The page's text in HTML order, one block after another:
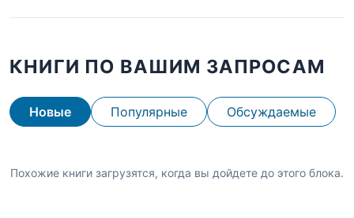
КНИГИ ПО ВАШИМ ЗАПРОСАМ
Новые Популярные Обсуждаемые
Похожие книги загрузятся, когда вы дойдете до этого блока.